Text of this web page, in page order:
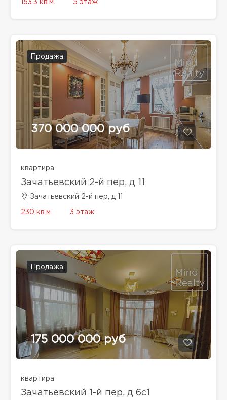
153.3 кв.м. 5 этаж
Продажа
370 000 000 руб
квартира
Зачатьевский 2-й пер, д 11
Зачатьевский 2-й пер, д 11
230 кв.м. 3 этаж
Продажа
175 000 000 руб
квартира
Зачатьевский 1-й пер, д 6с1